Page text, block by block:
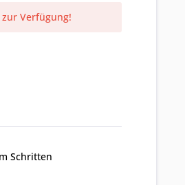
Verfügung!
Schritten